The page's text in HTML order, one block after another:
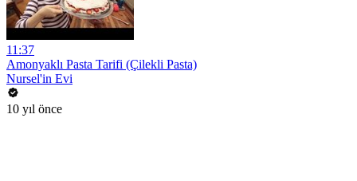
11:37
Amonyaklı Pasta Tarifi (Çilekli Pasta)
Nursel'in Evi
10 yıl önce